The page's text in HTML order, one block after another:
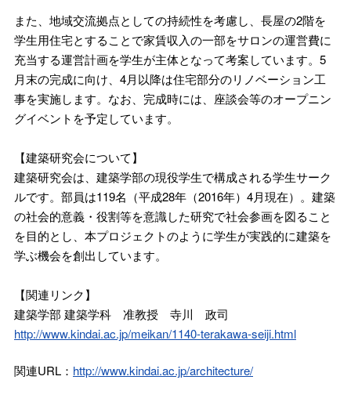
また、地域交流拠点としての持続性を考慮し、長屋の2階を
学生用住宅とすることで家賃収入の一部をサロンの運営費に
充当する運営計画を学生が主体となって考案しています。5
月末の完成に向け、4月以降は住宅部分のリノベーション工
事を実施します。なお、完成時には、座談会等のオープニン
グイベントを予定しています。
【建築研究会について】
建築研究会は、建築学部の現役学生で構成される学生サーク
ルです。部員は119名（平成28年（2016年）4月現在）。建築
の社会的意義・役割等を意識した研究で社会参画を図ること
を目的とし、本プロジェクトのように学生が実践的に建築を
学ぶ機会を創出しています。
【関連リンク】
建築学部 建築学科 准教授 寺川 政司
http://www.kindai.ac.jp/meikan/1140-terakawa-seiji.html
関連URL： http://www.kindai.ac.jp/architecture/